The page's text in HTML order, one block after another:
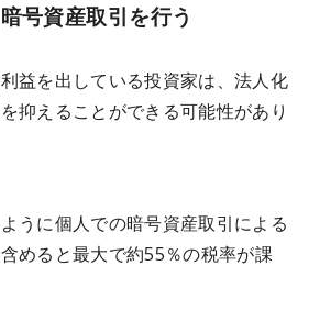
号資産取引を行う
益を出している投資家は、法人化
抑えることができる可能性があり
うに個人での暗号資産取引による
めると最大で約55％の税率が課